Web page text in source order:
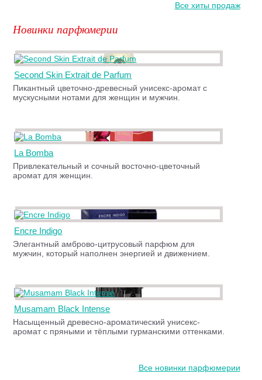
Все хиты продаж
Новинки парфюмерии
Second Skin Extrait de Parfum
Пикантный цветочно-древесный унисекс-аромат с
мускусными нотами для женщин и мужчин.
La Bomba
Привлекательный и сочный восточно-цветочный
аромат для женщин.
Encre Indigo
Элегантный амброво-цитрусовый парфюм для
мужчин, который наполнен энергией и движением.
Musamam Black Intense
Насыщенный древесно-ароматический унисекс-
аромат с пряными и тёплыми гурманскими оттенками.
Все новинки парфюмерии